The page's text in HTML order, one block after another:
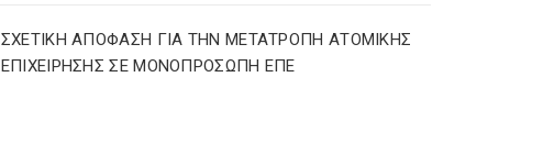
ΣΧΕΤΙΚΗ ΑΠΟΦΑΣΗ ΓΙΑ ΤΗΝ ΜΕΤΑΤΡΟΠΗ ΑΤΟΜΙΚΗΣ
ΕΠΙΧΕΙΡΗΣΗΣ ΣΕ ΜΟΝΟΠΡΟΣΩΠΗ ΕΠΕ